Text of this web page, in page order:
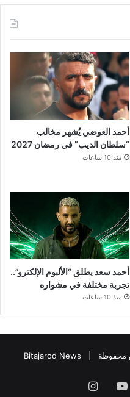
أحمد العوضي يُشهر مخالب
“سلطان الديب” في رمضان 2027
منذ 10 ساعات
أحمد سعد يطلق “الألبوم الإلكترو”..
تجربة مختلفة في مشواره
منذ 10 ساعات
Bitajarod News
‫YouTubeانستقرام